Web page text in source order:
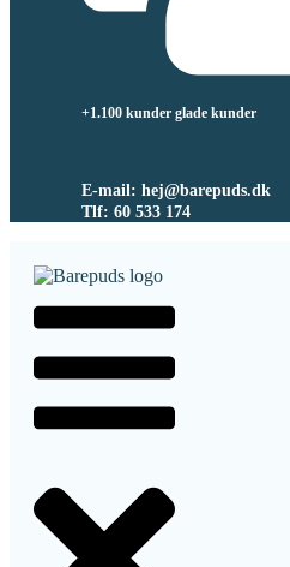
+1.100 kunder glade kunder
E-mail: hej@barepuds.dk
Tlf: 60 533 174